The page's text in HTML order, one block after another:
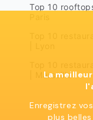
Top 10
| Marseille
La
Enregistrez
plus